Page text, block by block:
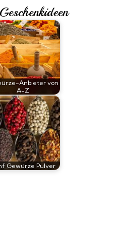
Anbieter von
A-Z
Gewürze Pulver